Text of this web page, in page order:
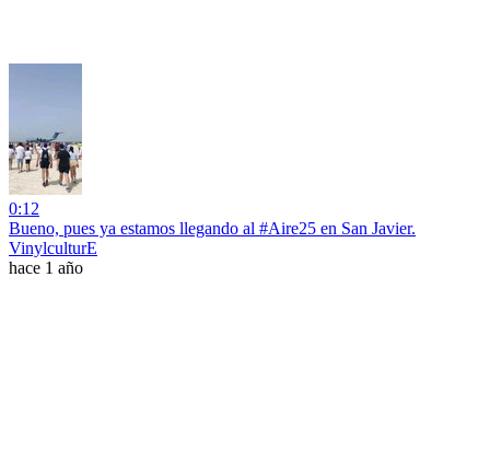
0:12
Bueno, pues ya estamos llegando al #Aire25 en San Javier.
VinylculturE
hace 1 año